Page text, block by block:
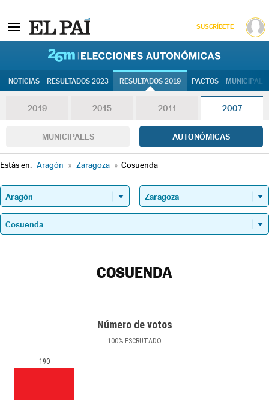
SUSCRÍBETE
NOTICIAS RESULTADOS 2023 RESULTADOS 2019 PACTOS
2019 2015 2011 2007
MUNICIPALES AUTONÓMICAS
Estás en: Aragón » Zaragoza » Cosuenda
COSUENDA
Número de votos
100% ESCRUTADO
190